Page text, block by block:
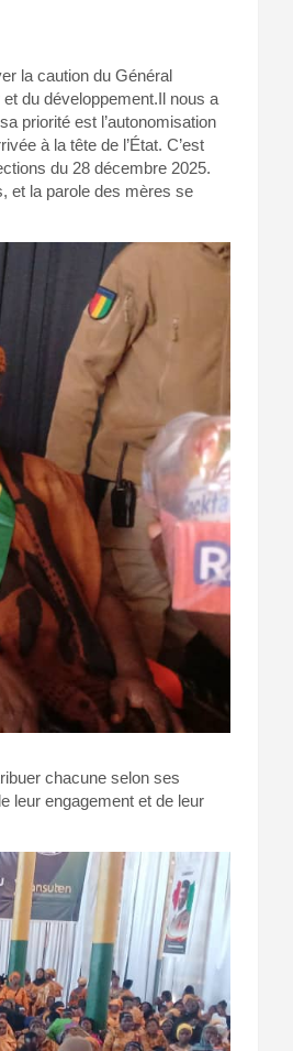
la caution du Général
du développement.Il nous a
priorité est l’autonomisation
à la tête de l’État. C’est
du 28 décembre 2025.
et la parole des mères se
chacune selon ses
leur engagement et de leur